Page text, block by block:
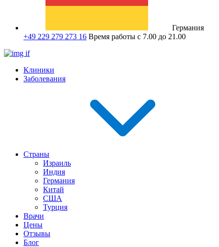
Германия
+49 229 279 273 16 Время работы с 7.00 до 21.00
Клиники
Заболевания
Страны
Израиль
Индия
Германия
Китай
США
Турция
Врачи
Цены
Отзывы
Блог